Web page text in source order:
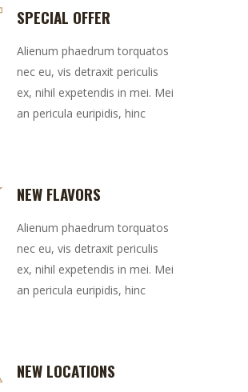
SPECIAL OFFER
Alienum phaedrum torquatos
nec eu, vis detraxit periculis
ex, nihil expetendis in mei. Mei
an pericula euripidis, hinc
NEW FLAVORS
Alienum phaedrum torquatos
nec eu, vis detraxit periculis
ex, nihil expetendis in mei. Mei
an pericula euripidis, hinc
NEW LOCATIONS